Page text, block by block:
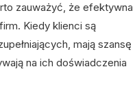
zauważyć, że efektywna
Kiedy klienci są
mają szansę
na ich doświadczenia